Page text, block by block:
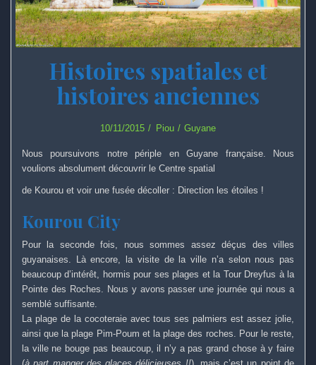
Histoires spatiales et
histoires anciennes
10/11/2015 Piou Guyane
Nous poursuivons notre périple en Guyane française. Nous
voulions absolument découvrir le Centre spatial
de Kourou et voir une fusée décoller : Direction les étoiles !
Kourou City
Pour la seconde fois, nous sommes assez déçus des villes
guyanaises. Là encore, la visite de la ville n’a selon nous pas
beaucoup d’intérêt, hormis pour ses plages et la Tour Dreyfus à la
Pointe des Roches. Nous y avons passer une journée qui nous a
semblé suffisante.
La plage de la cocoteraie avec tous ses palmiers est assez jolie,
ainsi que la plage Pim-Poum et la plage des roches. Pour le reste,
la ville ne bouge pas beaucoup, il n’y a pas grand chose à y faire